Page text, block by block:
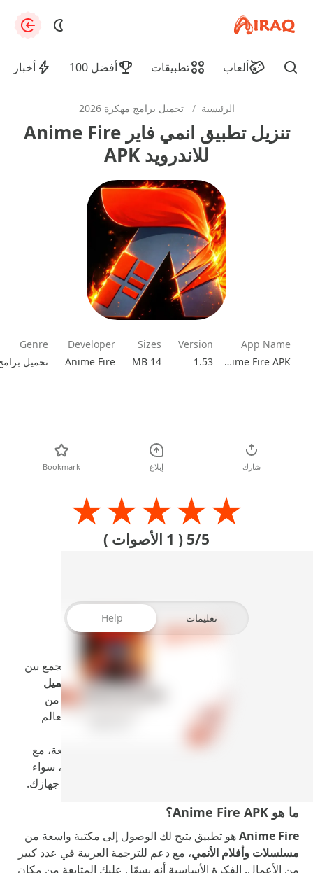
apkiraq.com
ألعاب تطبيقات أفضل 100 أخبار Find
الرئيسية / تحميل برامج مهكرة 2026
تنزيل تطبيق انمي فاير Anime Fire
للاندرويد APK
App Name
Anime Fire APK
Version
1.53
Sizes
14 MB
Developer
Anime Fire
Genre
شارك إبلاغ Bookmark
★
★
★
★
★
5/5 ( 1 الأصوات )
تعليمات Help
إذا كنت تتابع الأنمي بشكل مستمر وتبحث عن تطبيق يجمع بين
الترجمة العربية المتزامنةوميزة
التحميل
للمشاهدة بدون إنترنت
يعتبر من
الخيارات التي يعتمد عليها كثير من المستخدمين في العالم
التطبيق يركز على تقديم تجربة مشاهدة بسيطة وسريعة، مع
واجهة واضحة تساعدك تصل للحلقات والأفلام بسهولة، سواء
كنت تفضّل المشاهدة المباشرة أو حفظ الحلقات على جهازك.
ما هو Anime Fire APK؟
Anime Fireهو تطبيق يتيح لك الوصول إلى مكتبة واسعة من
مسلسلات وأفلام الأنمي، مع دعم للترجمة العربية في عدد كبير
من الأعمال. الفكرة الأساسية أنه يسهّل عليك المتابعة من مكان